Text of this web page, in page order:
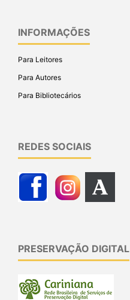
INFORMAÇÕES
Para Leitores
Para Autores
Para Bibliotecários
REDES SOCIAIS
PRESERVAÇÃO DIGITAL